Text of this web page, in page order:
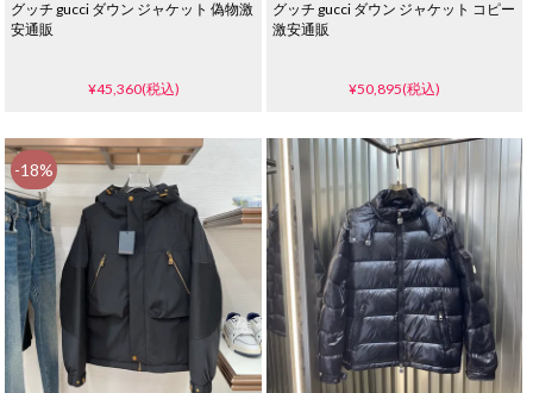
グッチ gucci ダウン ジャケット 偽物激
安通販
¥45,360(税込)
グッチ gucci ダウン ジャケット コピー
激安通販
¥50,895(税込)
-18%